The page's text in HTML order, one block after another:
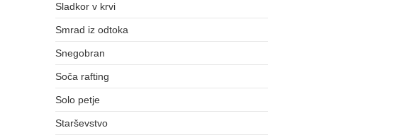
Sladkor v krvi
Smrad iz odtoka
Snegobran
Soča rafting
Solo petje
Starševstvo